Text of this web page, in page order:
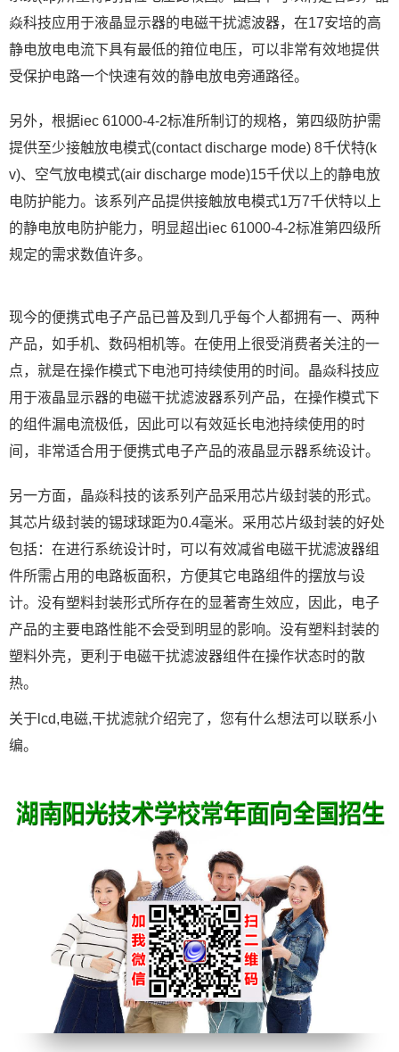
焱科技应用于液晶显示器的电磁干扰滤波器，在17安培的高
静电放电电流下具有最低的箝位电压，可以非常有效地提供
受保护电路一个快速有效的静电放电旁通路径。
另外，根据iec 61000-4-2标准所制订的规格，第四级防护需
提供至少接触放电模式(contact discharge mode) 8千伏特(k
v)、空气放电模式(air discharge mode)15千伏以上的静电放
电防护能力。该系列产品提供接触放电模式1万7千伏特以上
的静电放电防护能力，明显超出iec 61000-4-2标准第四级所
规定的需求数值许多。
现今的便携式电子产品已普及到几乎每个人都拥有一、两种
产品，如手机、数码相机等。在使用上很受消费者关注的一
点，就是在操作模式下电池可持续使用的时间。晶焱科技应
用于液晶显示器的电磁干扰滤波器系列产品，在操作模式下
的组件漏电流极低，因此可以有效延长电池持续使用的时
间，非常适合用于便携式电子产品的液晶显示器系统设计。
另一方面，晶焱科技的该系列产品采用芯片级封装的形式。
其芯片级封装的锡球球距为0.4毫米。采用芯片级封装的好处
包括：在进行系统设计时，可以有效减省电磁干扰滤波器组
件所需占用的电路板面积，方便其它电路组件的摆放与设
计。没有塑料封装形式所存在的显著寄生效应，因此，电子
产品的主要电路性能不会受到明显的影响。没有塑料封装的
塑料外壳，更利于电磁干扰滤波器组件在操作状态时的散
热。
关于lcd,电磁,干扰滤就介绍完了，您有什么想法可以联系小
编。